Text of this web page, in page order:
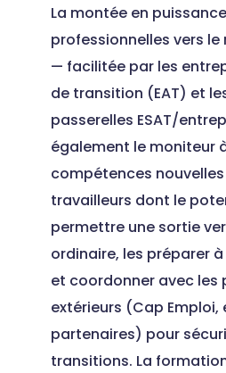
La montée en
professionnelles vers
— facilitée par les
de transition (EAT) et
passerelles ESAT/
également le moniteur
compétences
travailleurs dont le
permettre une sortie
ordinaire, les préparer
et coordonner avec les
extérieurs (Cap Emploi,
partenaires) pour
transitions. La